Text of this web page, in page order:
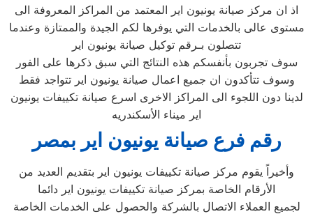
اذ ان مركز صيانة يونيون اير المعتمد من المراكز المعروفة الى
مستوى عالى بالخدمات التي يوفرها لكم الجيدة والممتازة وعندما
تتصلون بـرقم توكيل صيانة يونيون اير
سوف تجربون بأنفسكم هذه النتائج التي سبق ذكرها على الفور
وسوف تتأكدون ان جميع اعمال صيانة يونيون اير تتواجد فقط
لدينا دون اللجوء الى المراكز الاخرى اسرع صيانة تكييفات يونيون
اير ميناء الأسكندريه
رقم فرع صيانة يونيون اير بمصر
وأخيراً يقوم مركز صيانة تكييفات يونيون اير بتقديم العديد من
الأرقام الخاصة بمركز صيانة تكييفات يونيون اير دائما
لجميع العملاء الاتصال بالشركة والحصول على الخدمات الخاصة